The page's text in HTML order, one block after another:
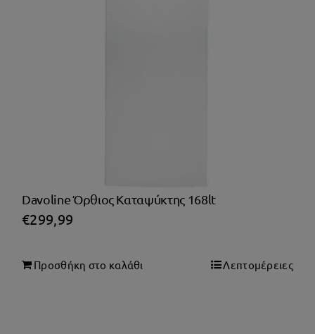
Davoline Όρθιος Καταψύκτης 168lt
€299,99
Προσθήκη στο καλάθι Λεπτομέρειες